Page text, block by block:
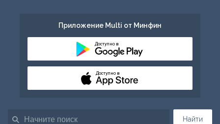
Найти
Приложение Multi от Минфин
Доступно в
Доступно в